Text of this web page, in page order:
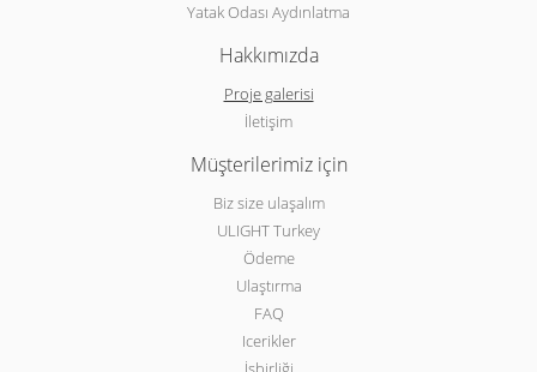
Yatak Odası Aydınlatma
Hakkımızda
Proje galerisi
İletişim
Müşterilerimiz için
Biz size ulaşalım
ULIGHT Turkey
Ödeme
Ulaştırma
FAQ
Icerikler